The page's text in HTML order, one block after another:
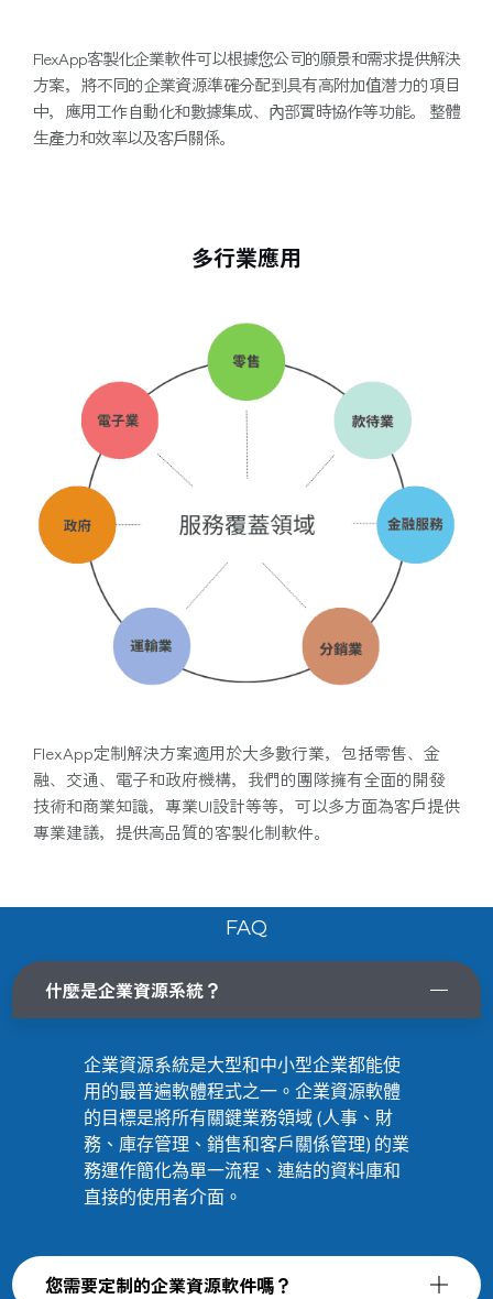
多行業應用
FlexApp定制解決方案適用於大多數行業，包括零售、金
融、交通、電子和政府機構，我們的團隊擁有全面的開發
技術和商業知識，專業UI設計等等，可以多方面為客戶提供
專業建議，提供高品質的客製化制軟件。
FlexApp客製化企業軟件可以根據您公司的願景和需求提供解決
方案，將不同的企業資源準確分配到具有高附加值潛力的項目
中，應用工作自動化和數據集成、內部實時協作等功能。 整體
生產力和效率以及客戶關係。
FAQ
什麼是企業資源系統？
企業資源系統是大型和中小型企業都能使
用的最普遍軟體程式之一。企業資源軟體
的目標是將所有關鍵業務領域 (人事、財
務、庫存管理、銷售和客戶關係管理) 的業
務運作簡化為單一流程、連結的資料庫和
直接的使用者介面。
您需要定制的企業資源軟件嗎？